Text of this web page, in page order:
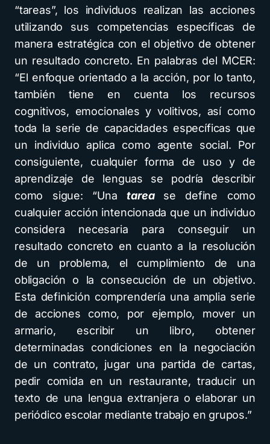
“tareas”, los individuos realizan las acciones
utilizando sus competencias específicas de
manera estratégica con el objetivo de obtener
un resultado concreto. En palabras del MCER:
“El enfoque orientado a la acción, por lo tanto,
también tiene en cuenta los recursos
cognitivos, emocionales y volitivos, así como
toda la serie de capacidades específicas que
un individuo aplica como agente social. Por
consiguiente, cualquier forma de uso y de
aprendizaje de lenguas se podría describir
como sigue: “Unatarea
se define como
cualquier acción intencionada que un individuo
considera necesaria para conseguir un
resultado concreto en cuanto a la resolución
de un problema, el cumplimiento de una
obligación o la consecución de un objetivo.
Esta definición comprendería una amplia serie
de acciones como, por ejemplo, mover un
armario, escribir un libro, obtener
determinadas condiciones en la negociación
de un contrato, jugar una partida de cartas,
pedir comida en un restaurante, traducir un
texto de una lengua extranjera o elaborar un
periódico escolar mediante trabajo en grupos.”